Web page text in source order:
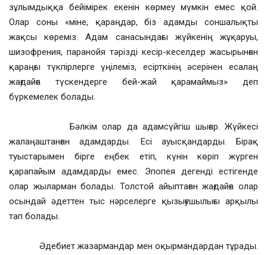
зұлымдыққа бейімірек екенін көрмеу мүмкін емес қой.
Олар соны «міне, қараңдар, біз адамды соншалықты
жақсы көреміз. Адам санасындағы жүйкенің жұқаруы,
шизофрения, паранойя тәрізді кесір-кеселдер жасырынған
қараңғы түкпірлерге үңілеміз, есірткінің әсерінен есалаң
жағдайға түскендерге бей-жай қарамаймыз» деп
бүркемелек болады.
Бәлкім олар да адамсүйгіш шығар. Жүйкесі
жалаңаштанған адамдарды. Есі ауысқандарды. Бірақ
туыстарымен бірге еңбек етіп, күнін көріп жүрген
қарапайым адамдарды емес. Эпопея дегенді естігенде
олар жыларман болады. Толстой айыптаған жағдайға олар
осындай әдеттен тыс нәрселерге қызығушылығы арқылы
тап болады.
Әдебиет жазармандар мен оқырмандардан тұрады.